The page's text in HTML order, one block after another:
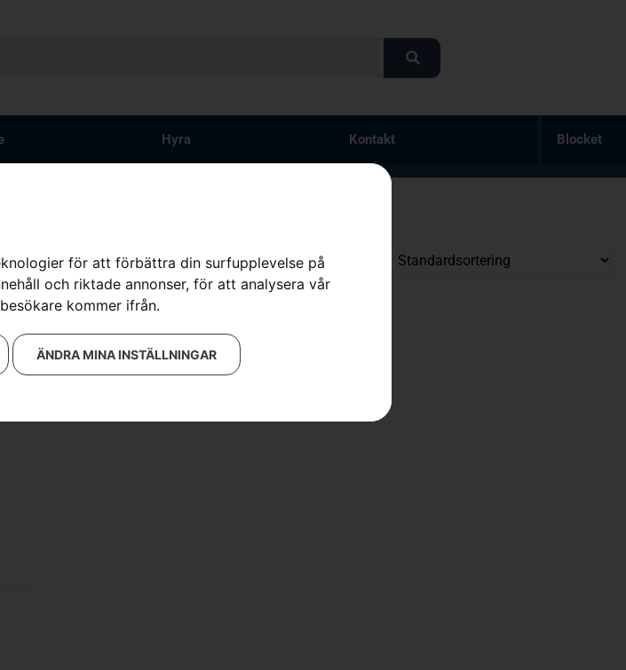
för att förbättra din surfupplevelse på
och riktade annonser, för att analysera vår
kommer ifrån.
ÄNDRA MINA INSTÄLLNINGAR
Hyra Kontakt Blocket